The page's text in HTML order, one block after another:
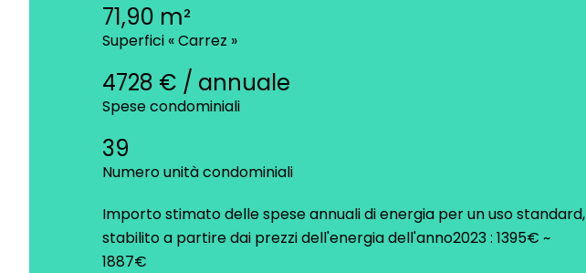
71,90 m²
Superfici « Carrez »
4728 € / annuale
Spese condominiali
39
Numero unità condominiali
Importo stimato delle spese annuali di energia per un uso standard,
stabilito a partire dai prezzi dell'energia dell'anno2023 : 1395€ ~
1887€